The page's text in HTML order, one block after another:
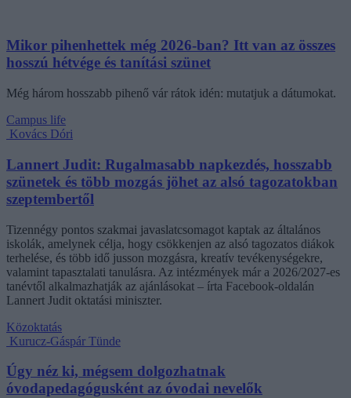
Mikor pihenhettek még 2026-ban? Itt van az összes
hosszú hétvége és tanítási szünet
Még három hosszabb pihenő vár rátok idén: mutatjuk a dátumokat.
Campus life
Kovács Dóri
Lannert Judit: Rugalmasabb napkezdés, hosszabb
szünetek és több mozgás jöhet az alsó tagozatokban
szeptembertől
Tizennégy pontos szakmai javaslatcsomagot kaptak az általános
iskolák, amelynek célja, hogy csökkenjen az alsó tagozatos diákok
terhelése, és több idő jusson mozgásra, kreatív tevékenységekre,
valamint tapasztalati tanulásra. Az intézmények már a 2026/2027-es
tanévtől alkalmazhatják az ajánlásokat – írta Facebook-oldalán
Lannert Judit oktatási miniszter.
Közoktatás
Kurucz-Gáspár Tünde
Úgy néz ki, mégsem dolgozhatnak
óvodapedagógusként az óvodai nevelők